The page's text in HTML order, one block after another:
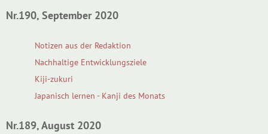
Nr.190, September 2020
Notizen aus der Redaktion
Nachhaltige Entwicklungsziele
Kiji-zukuri
Japanisch lernen - Kanji des Monats
Nr.189, August 2020